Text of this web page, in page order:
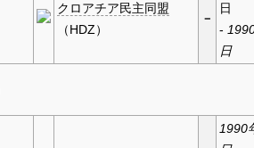
クロアチア民主同盟
（HDZ）
－
日
-
日
1990